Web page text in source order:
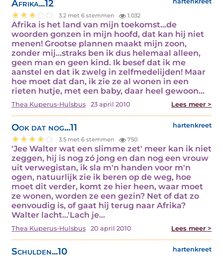
Afrika...12
3.2 met 6 stemmen 1.032
Afrika is het land van mijn toekomst...de
woorden gonzen in mijn hoofd, dat kan hij niet
menen! Grootse plannen maakt mijn zoon,
zonder mij...straks ben ik dus helemaal alleen,
geen man en geen kind. Ik besef dat ik me
aanstel en dat ik zwelg in zelfmedelijden! Maar
hoe moet dat dan, ik zie ze al wonen in een
rieten hutje, met een baby, daar heel gewoon…
Thea Kuperus-Hulsbus 23 april 2010 Lees meer >
Ook dat nog...11 hartenkreet
3.5 met 6 stemmen 750
'Jee Walter wat een slimme zet' meer kan ik niet
zeggen, hij is nog zó jong en dan nog een vrouw
uit verwegistan, ik sla m'n handen voor m'n
ogen, natuurlijk zie ik beren op de weg, hoe
moet dit verder, komt ze hier heen, waar moet
ze wonen, worden ze een gezin? Net of dat zo
eenvoudig is, of gaat hij terug naar Afrika?
Walter lacht...'Lach je…
Thea Kuperus-Hulsbus 20 april 2010 Lees meer >
Schulden...10 hartenkreet